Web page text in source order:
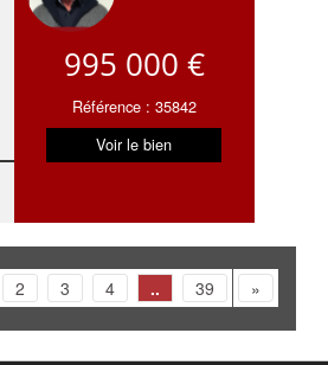
995 000 €
Référence : 35842
Voir le bien
2 3 4 .. 39 »